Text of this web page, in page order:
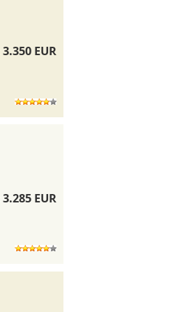
3.350 EUR
3.285 EUR